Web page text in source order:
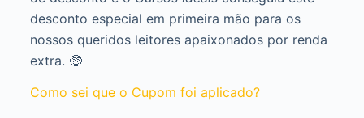
desconto especial em primeira mão para os
nossos queridos leitores apaixonados por renda
extra. 🤑
Como sei que o Cupom foi aplicado?